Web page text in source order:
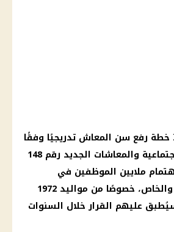
خطة رفع سن المعاش تدريجيًا وفقًا
لقانون التأمينات الاجتماعية والمعاشات الجديد رقم 148
أثار اهتمام ملايين الموظفين في
القطاعين الحكومي والخاص، خصوصًا من مواليد 1972
الذين سيُطبق عليهم القرار خلال السنوات